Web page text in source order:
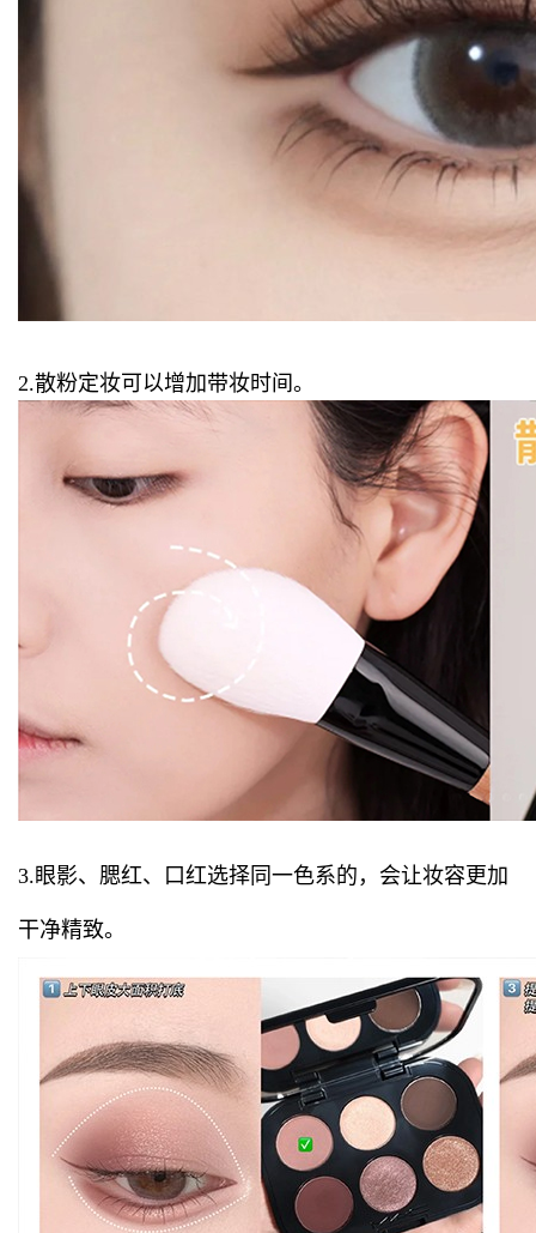
2.散粉定妆可以增加带妆时间。
3.眼影、腮红、口红选择同一色系的，会让妆容更加
干净精致。